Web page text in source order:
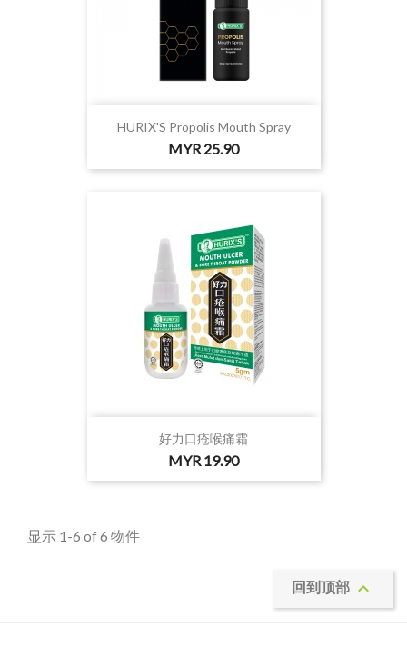
HURIX'S Propolis Mouth Spray
价
MYR 25.90
好力口疮喉痛霜
价
MYR 19.90
显示 1-6 of 6 物件
回到顶部 